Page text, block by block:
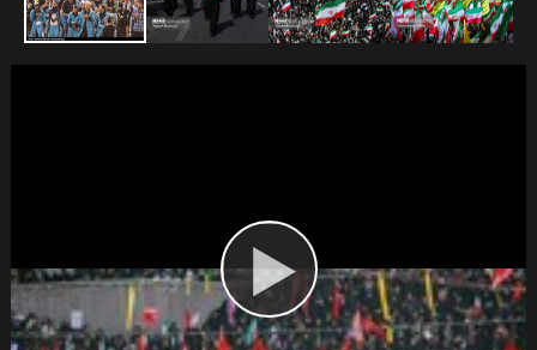
الخلافات التركية - الأمريكية